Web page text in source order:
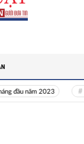
năm 2023 Hiền